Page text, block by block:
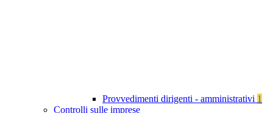
Provvedimenti dirigenti - amministrativi 1
Controlli sulle imprese